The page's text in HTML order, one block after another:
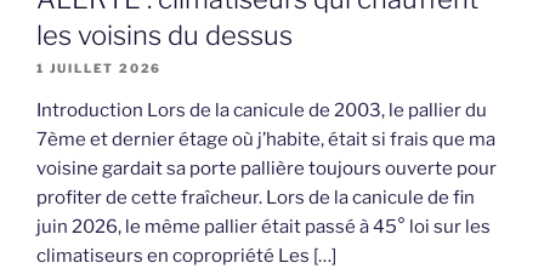
les voisins du dessus
1 JUILLET 2026
Introduction Lors de la canicule de 2003, le pallier du
7ème et dernier étage où j’habite, était si frais que ma
voisine gardait sa porte pallière toujours ouverte pour
profiter de cette fraîcheur. Lors de la canicule de fin
juin 2026, le même pallier était passé à 45° loi sur les
climatiseurs en copropriété Les […]